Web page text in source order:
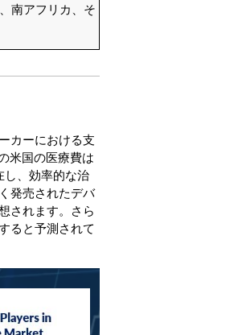
南アフリカ、そ
カーにおける支
米国の医療費は
し、効率的な治
発売されたデバ
されます。さら
ると予測されて